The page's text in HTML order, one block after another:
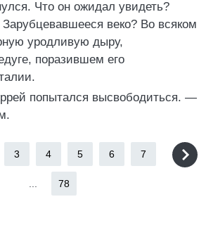
Что он ожидал увидеть?
веко? Во всяком
уродливую дыру,
поразившем его
попытался высвободиться. —
3 4 5 6 7
78